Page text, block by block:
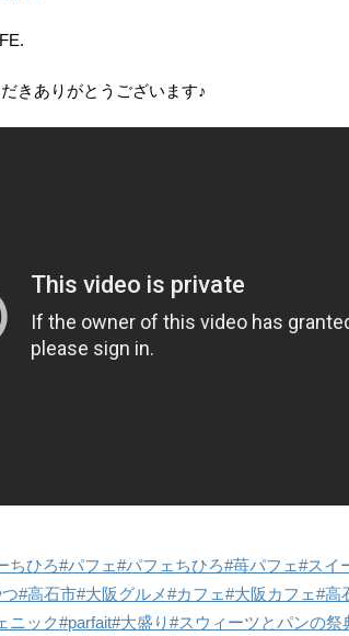
きありがとうございます♪
ちひろ#パフェ#パフェちひろ#苺パフェ#スイ
#高石市#大阪グルメ#カフェ#大阪カフェ#高
ニック#parfait#大盛り#スウィーツとパンの祭